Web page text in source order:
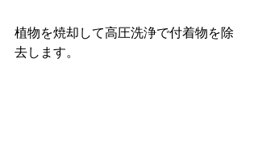
植物を焼却して高圧洗浄で付着物を除
去します。